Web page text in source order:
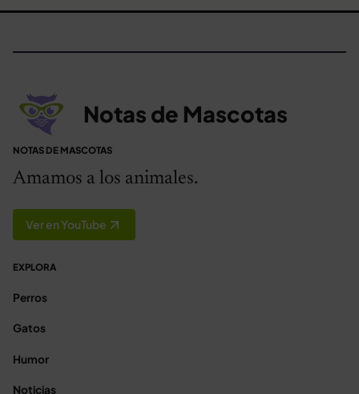
Notas de Mascotas
NOTAS DE MASCOTAS
Amamos a los animales.
Ver en YouTube
EXPLORA
Perros
Gatos
Humor
Noticias